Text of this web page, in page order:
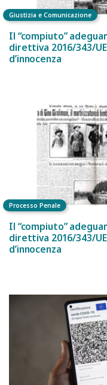
Giustizia e Comunicazione
Il “compiuto”
direttiva 2016/343/
d’innocenza
Processo Penale
Il “compiuto”
direttiva 2016/343/
d’innocenza